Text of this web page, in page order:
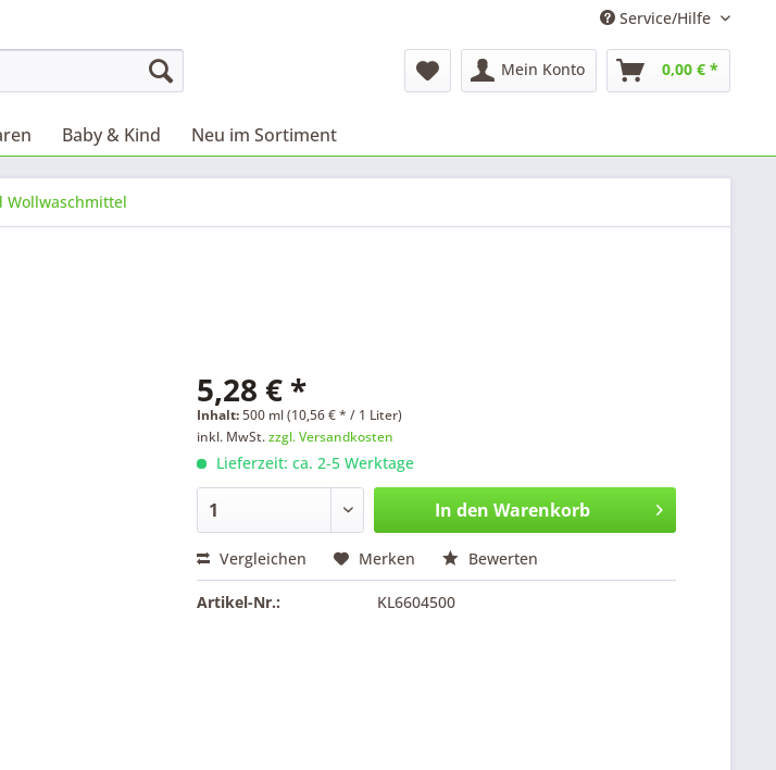
Service/Hilfe
Mein Konto 0,00 € *
Baby & Kind Neu im Sortiment
Wollwaschmittel
5,28 € *
Inhalt:500 ml (10,56 € * / 1 Liter)
inkl. MwSt.zzgl. Versandkosten
Lieferzeit: ca. 2-5 Werktage
In den Warenkorb
Vergleichen Merken Bewerten
Artikel-Nr.: KL6604500